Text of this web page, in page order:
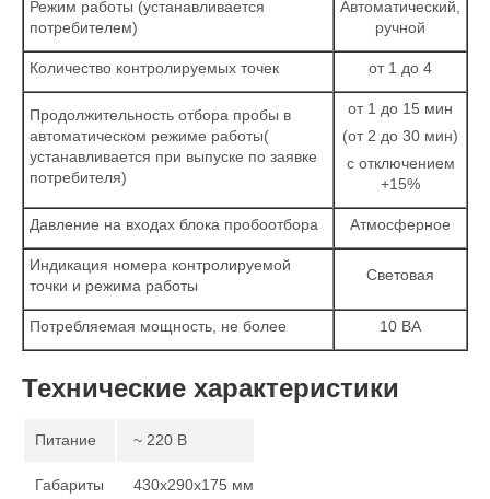
Режим работы (устанавливается
потребителем)
Автоматический,
ручной
Количество контролируемых точек от 1 до 4
Продолжительность отбора пробы в
автоматическом режиме работы(
устанавливается при выпуске по заявке
потребителя)
от 1 до 15 мин
(от 2 до 30 мин)
с отключением
+15%
Давление на входах блока пробоотбора Атмосферное
Индикация номера контролируемой
точки и режима работы
Световая
Потребляемая мощность, не более 10 ВА
Технические характеристики
Питание ~ 220 В
Габариты 430х290х175 мм